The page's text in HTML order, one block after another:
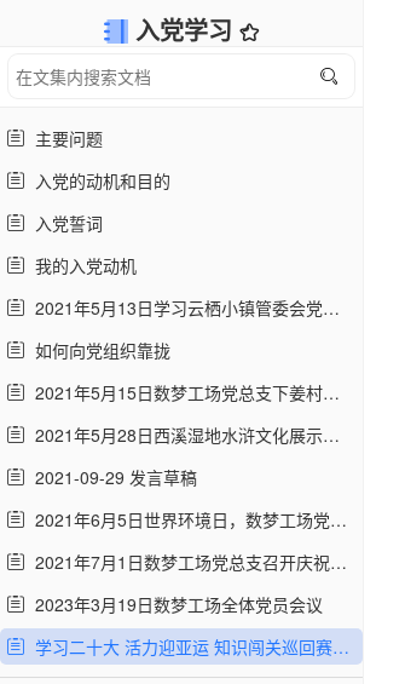
入党学习
主要问题
入党的动机和目的
入党誓词
我的入党动机
2021年5月13日学习云栖小镇管委会党委书记王喆宣讲
如何向党组织靠拢
2021年5月15日数梦工场党总支下姜村红色之旅
2021年5月28日西溪湿地水浒文化展示馆参观学习
2021-09-29 发言草稿
2021年6月5日世界环境日，数梦工场党总支 “徒步捡出美丽杭州” | 云上党建
2021年7月1日数梦工场党总支召开庆祝中国共产党成立100周年大会
2023年3月19日数梦工场全体党员会议
学习二十大 活力迎亚运 知识闯关巡回赛 答题范围